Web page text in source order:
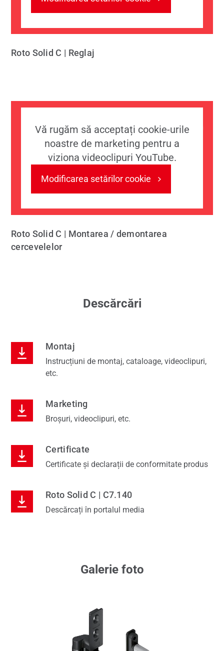
Roto Solid C | Reglaj
Vă rugăm să acceptați cookie-urile
noastre de marketing pentru a
viziona videoclipuri YouTube.
Modificarea setărilor cookie
Roto Solid C | Montarea / demontarea
cercevelelor
Descărcări
Montaj
Instrucțiuni de montaj, cataloage, videoclipuri,
etc.
Marketing
Broșuri, videoclipuri, etc.
Certificate
Certificate și declarații de conformitate produs
Roto Solid C | C7.140
Descărcați în portalul media
Galerie foto